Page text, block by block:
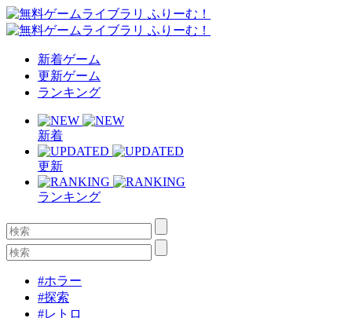
新着ゲーム
更新ゲーム
ランキング
新着
更新
ランキング
#ホラー
#探索
#レトロ